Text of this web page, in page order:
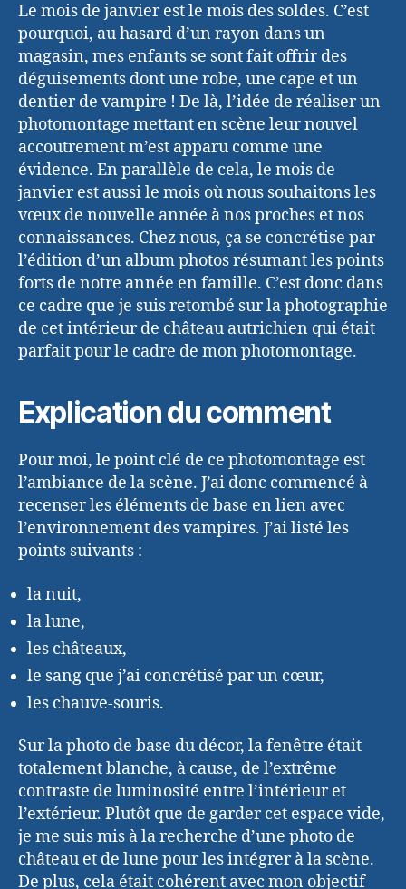
Le mois de janvier est le mois des soldes. C’est
pourquoi, au hasard d’un rayon dans un
magasin, mes enfants se sont fait offrir des
déguisements dont une robe, une cape et un
dentier de vampire ! De là, l’idée de réaliser un
photomontage mettant en scène leur nouvel
accoutrement m’est apparu comme une
évidence. En parallèle de cela, le mois de
janvier est aussi le mois où nous souhaitons les
vœux de nouvelle année à nos proches et nos
connaissances. Chez nous, ça se concrétise par
l’édition d’un album photos résumant les points
forts de notre année en famille. C’est donc dans
ce cadre que je suis retombé sur la photographie
de cet intérieur de château autrichien qui était
parfait pour le cadre de mon photomontage.
Explication du comment
Pour moi, le point clé de ce photomontage est
l’ambiance de la scène. J’ai donc commencé à
recenser les éléments de base en lien avec
l’environnement des vampires. J’ai listé les
points suivants :
la nuit,
la lune,
les châteaux,
le sang que j’ai concrétisé par un cœur,
les chauve-souris.
Sur la photo de base du décor, la fenêtre était
totalement blanche, à cause, de l’extrême
contraste de luminosité entre l’intérieur et
l’extérieur. Plutôt que de garder cet espace vide,
je me suis mis à la recherche d’une photo de
château et de lune pour les intégrer à la scène.
De plus, cela était cohérent avec mon objectif